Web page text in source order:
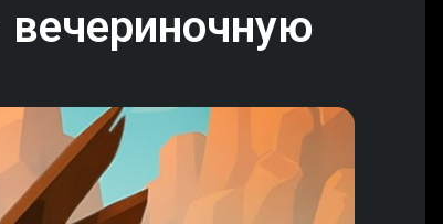
вечериночную